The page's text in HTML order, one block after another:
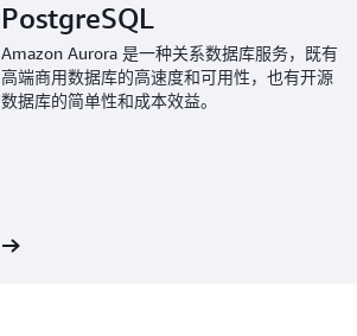
PostgreSQL
Amazon Aurora 是一种关系数据库服务，既有
高端商用数据库的高速度和可用性，也有开源
数据库的简单性和成本效益。